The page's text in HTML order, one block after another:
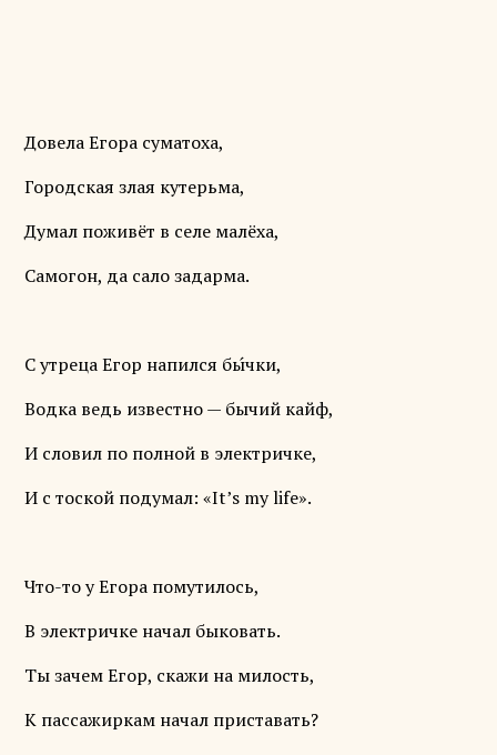
Довела Егора суматоха,
Городская злая кутерьма,
Думал поживёт в селе малёха,
Самогон, да сало задарма.
С утреца Егор напился бы́чки,
Водка ведь известно — бычий кайф,
И словил по полной в электричке,
И с тоской подумал: «It’s my life».
Что-то у Егора помутилось,
В электричке начал быковать.
Ты зачем Егор, скажи на милость,
К пассажиркам начал приставать?